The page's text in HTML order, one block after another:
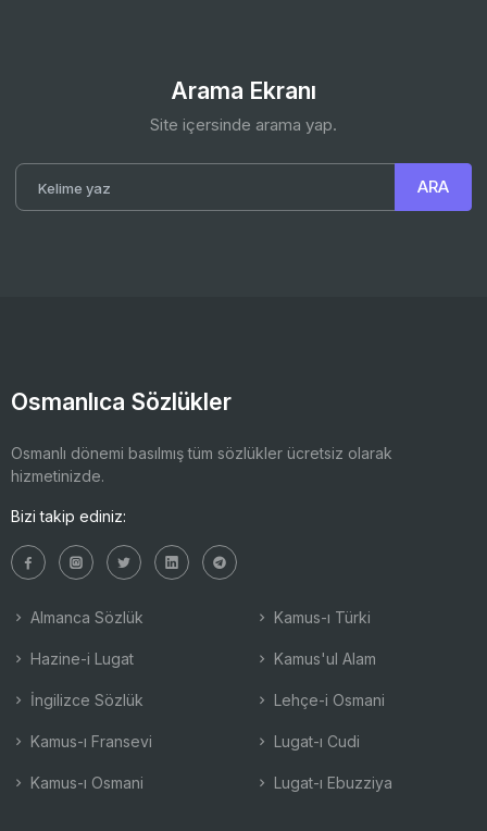
Arama Ekranı
Site içersinde arama yap.
Osmanlıca Sözlükler
Osmanlı dönemi basılmış tüm sözlükler ücretsiz olarak
hizmetinizde.
Bizi takip ediniz:
Almanca Sözlük
Hazine-i Lugat
İngilizce Sözlük
Kamus-ı Fransevi
Kamus-ı Osmani
Kamus-ı Türki
Kamus'ul Alam
Lehçe-i Osmani
Lugat-ı Cudi
Lugat-ı Ebuzziya